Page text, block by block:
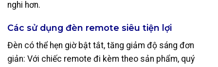
nghi hơn.
Các sử dụng đèn remote siêu tiện lợi
Đèn có thể hẹn giờ bật tắt, tăng giảm độ sáng đơn
giản: Với chiếc remote đi kèm theo sản phẩm, quý